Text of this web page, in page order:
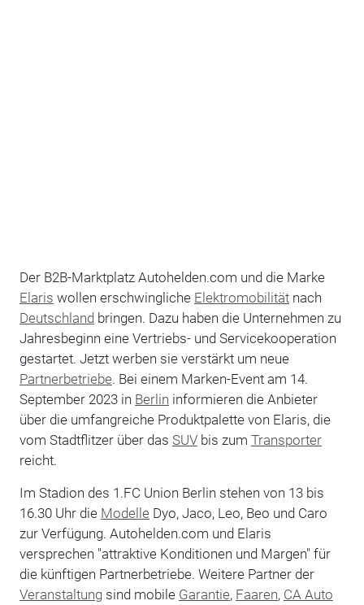
Der B2B-Marktplatz Autohelden.com und die Marke
Elaris wollen erschwingliche Elektromobilitätnach
Deutschland bringen. Dazu haben die Unternehmen zu
Jahresbeginn eine Vertriebs- und Servicekooperation
gestartet. Jetzt werben sie verstärkt um neue
Partnerbetriebe. Bei einem Marken-Event am 14.
September 2023 in Berlin informieren die Anbieter
über die umfangreiche Produktpalette von Elaris, die
vom Stadtflitzer über das SUVbis zum Transporter
reicht.
Im Stadion des 1.FC Union Berlin stehen von 13 bis
16.30 Uhr die Modelle Dyo, Jaco, Leo, Beo und Caro
zur Verfügung. Autohelden.com und Elaris
versprechen "attraktive Konditionen und Margen" für
die künftigen Partnerbetriebe. Weitere Partner der
Veranstaltungsind mobile Garantie, Faaren, CA Auto